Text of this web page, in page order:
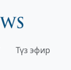
Түз эфир